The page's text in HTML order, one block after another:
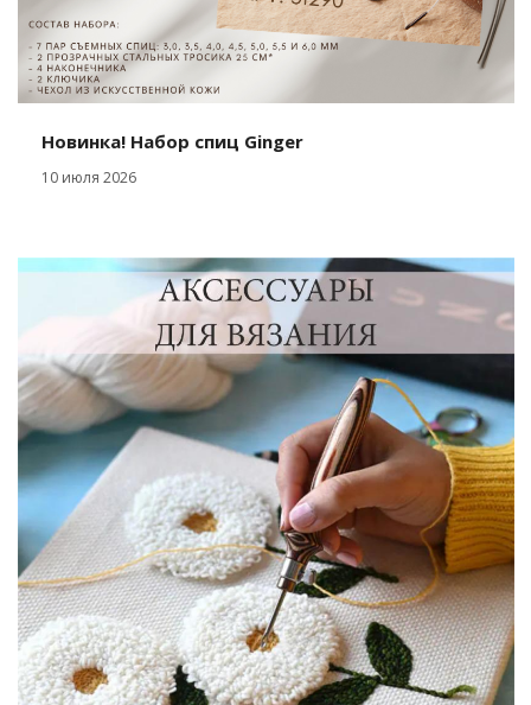
Новинка! Набор спиц Ginger
10 июля 2026